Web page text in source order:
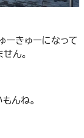
ーきゅーになって
ん。
んね。